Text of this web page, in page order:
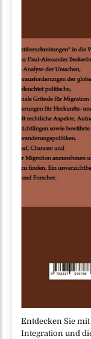
Entdecken Sie
Integration und